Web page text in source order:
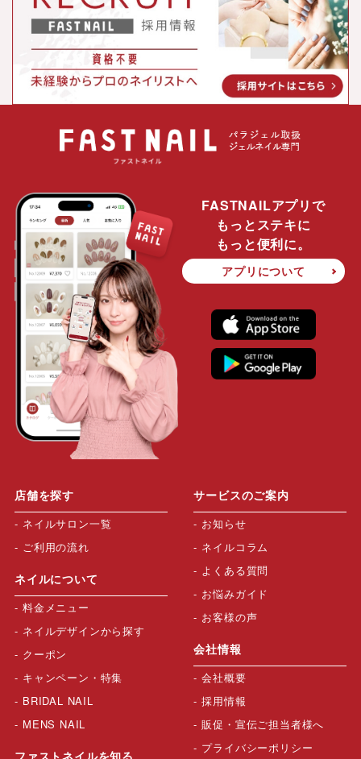
FASTNAILアプリで
もっとステキに
もっと便利に。
アプリについて
店舗を探す
ネイルサロン一覧
ご利用の流れ
ネイルについて
料金メニュー
ネイルデザインから探す
クーポン
キャンペーン・特集
BRIDAL NAIL
MENS NAIL
ファストネイルを知る
サービスのご案内
お知らせ
ネイルコラム
よくある質問
お悩みガイド
お客様の声
会社情報
会社概要
採用情報
販促・宣伝ご担当者様へ
プライバシーポリシー